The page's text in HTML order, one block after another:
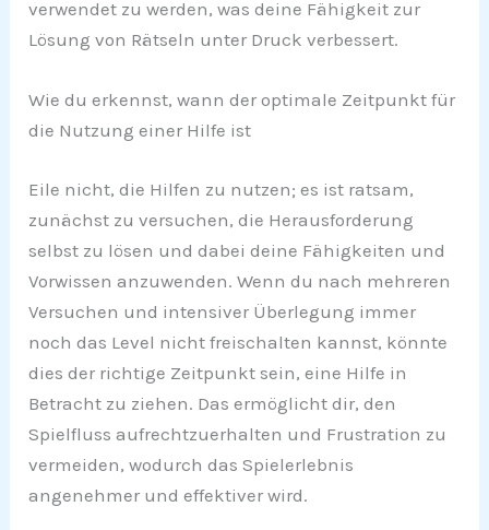
verwendet zu werden, was deine Fähigkeit zur
Lösung von Rätseln unter Druck verbessert.
Wie du erkennst, wann der optimale Zeitpunkt für
die Nutzung einer Hilfe ist
Eile nicht, die Hilfen zu nutzen; es ist ratsam,
zunächst zu versuchen, die Herausforderung
selbst zu lösen und dabei deine Fähigkeiten und
Vorwissen anzuwenden. Wenn du nach mehreren
Versuchen und intensiver Überlegung immer
noch das Level nicht freischalten kannst, könnte
dies der richtige Zeitpunkt sein, eine Hilfe in
Betracht zu ziehen. Das ermöglicht dir, den
Spielfluss aufrechtzuerhalten und Frustration zu
vermeiden, wodurch das Spielerlebnis
angenehmer und effektiver wird.